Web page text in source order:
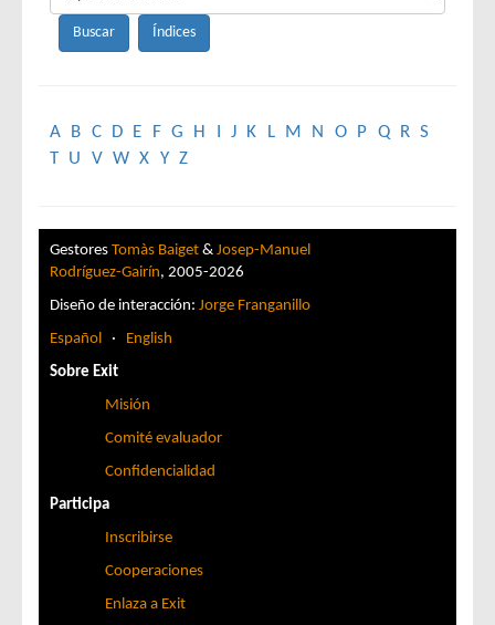
A B C D E F G H J K L M N O P Q R S
T U V W X Y Z
Gestores Tomàs Baiget & Josep-Manuel
Rodríguez-Gairín, 2005-2026
Diseño de interacción: Jorge Franganillo
Español · English
Sobre Exit
Misión
Comité evaluador
Confidencialidad
Participa
Inscribirse
Cooperaciones
Enlaza a Exit